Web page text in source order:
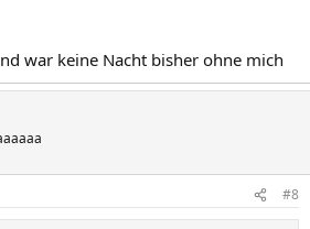
war keine Nacht bisher ohne mich
#8